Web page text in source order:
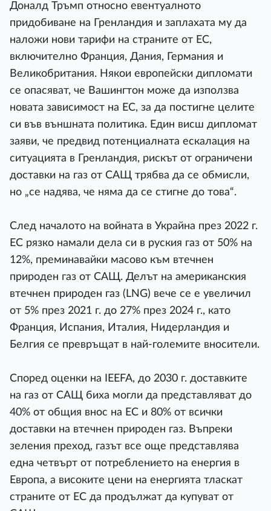
Доналд Тръмп относно евентуалното
придобиване на Гренландия и заплахата му да
наложи нови тарифи на страните от ЕС,
включително Франция, Дания, Германия и
Великобритания. Някои европейски дипломати
се опасяват, че Вашингтон може да използва
новата зависимост на ЕС, за да постигне целите
си във външната политика. Един висш дипломат
заяви, че предвид потенциалната ескалация на
ситуацията в Гренландия, рискът от ограничени
доставки на газ от САЩ трябва да се обмисли,
но „се надява, че няма да се стигне до това“.
След началото на войната в Украйна през 2022 г.
ЕС рязко намали дела си в руския газ от 50% на
12%, преминавайки масово към втечнен
природен газ от САЩ. Делът на американския
втечнен природен газ (LNG) вече се е увеличил
от 5% през 2021 г. до 27% през 2024 г., като
Франция, Испания, Италия, Нидерландия и
Белгия се превръщат в най-големите вносители.
Според оценки на IEEFA, до 2030 г. доставките
на газ от САЩ биха могли да представляват до
40% от общия внос на ЕС и 80% от всички
доставки на втечнен природен газ. Въпреки
зеления преход, газът все още представлява
една четвърт от потреблението на енергия в
Европа, а високите цени на енергията тласкат
страните от ЕС да продължат да купуват от